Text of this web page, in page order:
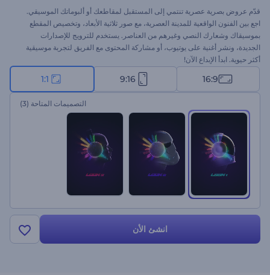
قدّم عروض بصرية عصرية تنتمي إلى المستقبل لمقاطعك أو ألبوماتك الموسيقي.
اجع بين الفنون الواقعية للمدينة العصرية، مع صور ثلاثية الأبعاد، وتخصيص المقطع
بموسيقاك وشعارك النصي وغيرهم من العناصر. يستخدم للترويج للإصدارات
الجديدة، ونشر أغنية على يوتيوب، أو مشاركة المحتوى مع الفريق لتجربة موسيقية
أكثر حيوية. ابدأ الإبداع الآن!
16:9
9:16
1:1
التصميمات المتاحة (3)
انشئ الأن